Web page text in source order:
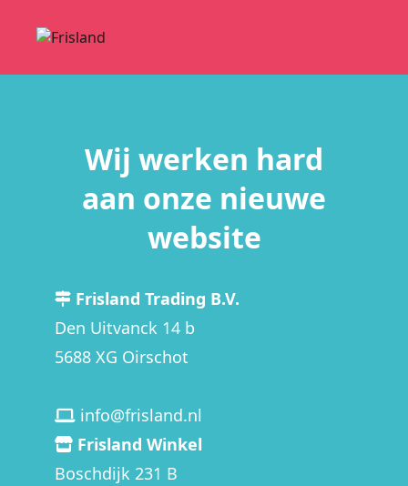
Wij werken hard
aan onze nieuwe
website
Frisland Trading B.V.
Den Uitvanck 14 b
5688 XG Oirschot
info@frisland.nl
Frisland Winkel
Boschdijk 231 B